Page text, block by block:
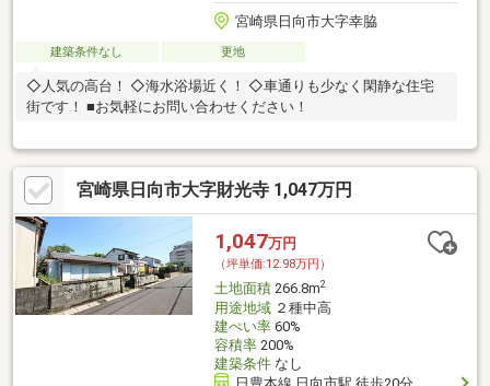
宮崎県日向市大字幸脇
建築条件なし 更地
◇人気の高台！ ◇海水浴場近く！ ◇車通りも少なく閑静な住宅
街です！ ■お気軽にお問い合わせください！
宮崎県日向市大字財光寺 1,047万円
1,047万円
（坪単価:12.98万円）
土地面積266.8m2
用途地域２種中高
建ぺい率60%
容積率200%
建築条件なし